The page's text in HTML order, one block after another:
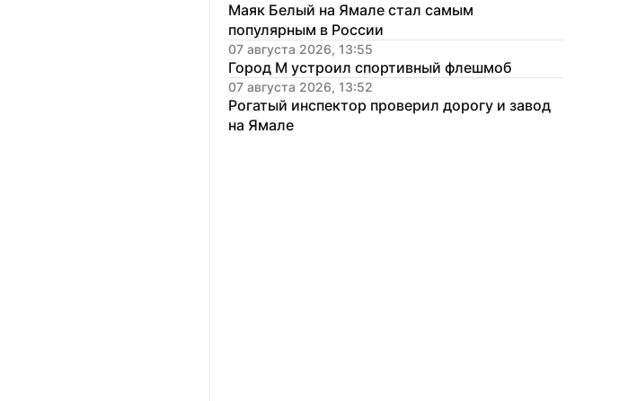
Маяк Белый на Ямале стал самым
популярным в России
07 августа 2026, 13:55
Город М устроил спортивный флешмоб
07 августа 2026, 13:52
Рогатый инспектор проверил дорогу и завод
на Ямале